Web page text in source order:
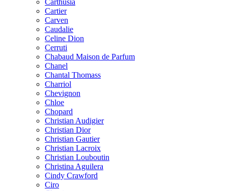
Carthusia
Cartier
Carven
Caudalie
Celine Dion
Cerruti
Chabaud Maison de Parfum
Chanel
Chantal Thomass
Charriol
Chevignon
Chloe
Chopard
Christian Audigier
Christian Dior
Christian Gautier
Christian Lacroix
Christian Louboutin
Christina Aguilera
Cindy Crawford
Ciro